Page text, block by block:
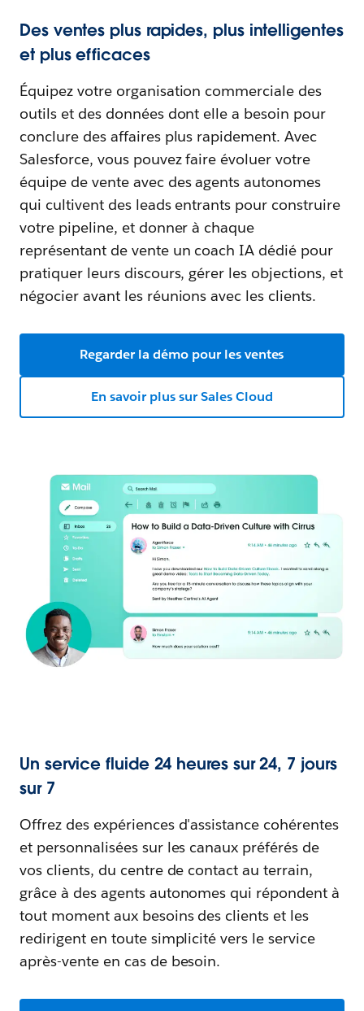
Des ventes plus rapides, plus intelligentes
et plus efficaces
Équipez votre organisation commerciale des
outils et des données dont elle a besoin pour
conclure des affaires plus rapidement. Avec
Salesforce, vous pouvez faire évoluer votre
équipe de vente avec des agents autonomes
qui cultivent des leads entrants pour construire
votre pipeline, et donner à chaque
représentant de vente un coach IA dédié pour
pratiquer leurs discours, gérer les objections, et
négocier avant les réunions avec les clients.
Regarder la démo pour les ventes
En savoir plus sur Sales Cloud
Un service fluide 24 heures sur 24, 7 jours
sur 7
Offrez des expériences d'assistance cohérentes
et personnalisées sur les canaux préférés de
vos clients, du centre de contact au terrain,
grâce à des agents autonomes qui répondent à
tout moment aux besoins des clients et les
redirigent en toute simplicité vers le service
après-vente en cas de besoin.